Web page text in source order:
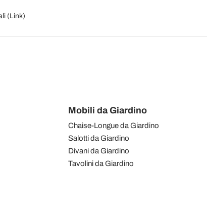
(Link)
Mobili da Giardino
Chaise-Longue da Giardino
Salotti da Giardino
Divani da Giardino
Tavolini da Giardino